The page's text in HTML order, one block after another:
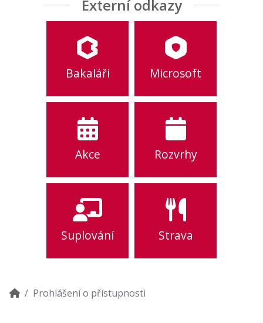
Externí odkazy
Bakaláři Microsoft
Akce Rozvrhy
Suplování Strava
Prohlášení o přístupnosti